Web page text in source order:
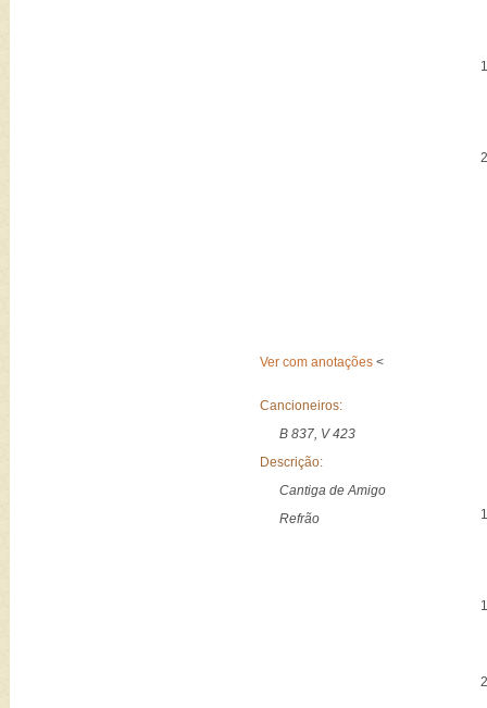
Ver com anotações <
Cancioneiros:
B 837, V 423
Descrição:
Cantiga de Amigo
Refrão